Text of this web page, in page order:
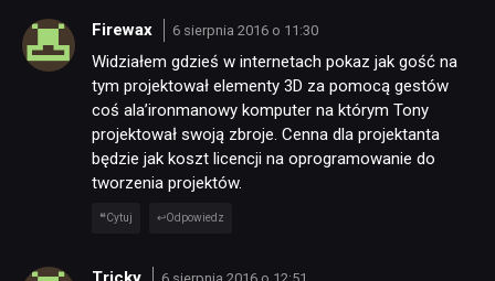
Firewax 6 sierpnia 2016 o 11:30
Widziałem gdzieś w internetach pokaz jak gość na
tym projektował elementy 3D za pomocą gestów
coś ala’ironmanowy komputer na którym Tony
projektował swoją zbroje. Cenna dla projektanta
będzie jak koszt licencji na oprogramowanie do
tworzenia projektów.
Cytuj Odpowiedz